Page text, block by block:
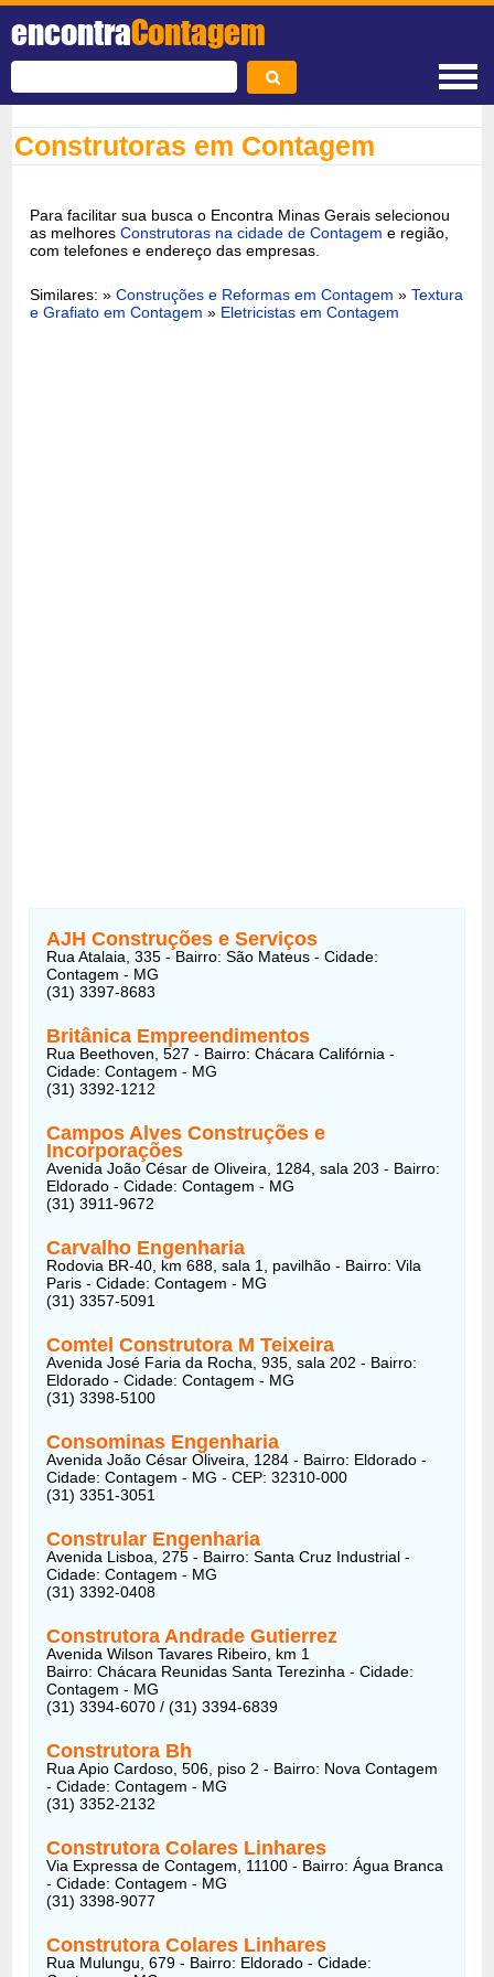
encontraContagem
Construtoras em Contagem
Para facilitar sua busca o Encontra Minas Gerais selecionou
as melhoresConstrutoras na cidade de Contagem e região,
com telefones e endereço das empresas.
Similares: »Construções e Reformas em Contagem »Textura
e Grafiato em Contagem » Eletricistas em Contagem
AJH Construções e Serviços
Rua Atalaia, 335 - Bairro: São Mateus - Cidade:
Contagem - MG
(31) 3397-8683
Britânica Empreendimentos
Rua Beethoven, 527 - Bairro: Chácara Califórnia -
Cidade: Contagem - MG
(31) 3392-1212
Campos Alves Construções e
Incorporações
Avenida João César de Oliveira, 1284, sala 203 - Bairro:
Eldorado - Cidade: Contagem - MG
(31) 3911-9672
Carvalho Engenharia
Rodovia BR-40, km 688, sala 1, pavilhão - Bairro: Vila
Paris - Cidade: Contagem - MG
(31) 3357-5091
Comtel Construtora M Teixeira
Avenida José Faria da Rocha, 935, sala 202 - Bairro:
Eldorado - Cidade: Contagem - MG
(31) 3398-5100
Consominas Engenharia
Avenida João César Oliveira, 1284 - Bairro: Eldorado -
Cidade: Contagem - MG - CEP: 32310-000
(31) 3351-3051
Constrular Engenharia
Avenida Lisboa, 275 - Bairro: Santa Cruz Industrial -
Cidade: Contagem - MG
(31) 3392-0408
Construtora Andrade Gutierrez
Avenida Wilson Tavares Ribeiro, km 1
Bairro: Chácara Reunidas Santa Terezinha - Cidade:
Contagem - MG
(31) 3394-6070 / (31) 3394-6839
Construtora Bh
Rua Apio Cardoso, 506, piso 2 - Bairro: Nova Contagem
- Cidade: Contagem - MG
(31) 3352-2132
Construtora Colares Linhares
Via Expressa de Contagem, 11100 - Bairro: Água Branca
- Cidade: Contagem - MG
(31) 3398-9077
Construtora Colares Linhares
Rua Mulungu, 679 - Bairro: Eldorado - Cidade: